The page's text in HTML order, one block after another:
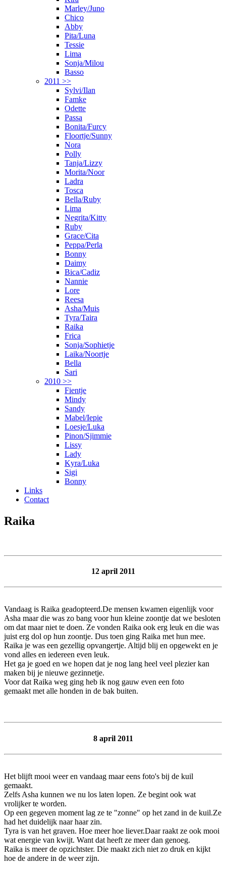
Marley/Juno
Chico
Abby
Pita/Luna
Tessie
Lima
Sonja/Milou
Basso
2011 >>
Sylvi/Ilan
Famke
Odette
Passa
Bonita/Furcy
Floortje/Sunny
Nora
Polly
Tanja/Lizzy
Morita/Noor
Ladra
Tosca
Bella/Ruby
Lima
Negrita/Kitty
Ruby
Grace/Cita
Peppa/Perla
Bonny
Daimy
Bica/Cadiz
Nannie
Lore
Reesa
Asha/Muis
Tyra/Taira
Raika
Frica
Sonja/Sophietje
Laika/Noortje
Bella
Sari
2010 >>
Fientje
Mindy
Sandy
Mabel/Iepie
Loesje/Luka
Pinon/Sjimmie
Lissy
Lady
Kyra/Luka
Sigi
Bonny
Links
Contact
Raika
12 april 2011
Vandaag is Raika geadopteerd.De mensen kwamen eigenlijk voor
Asha maar die was zo bang voor hun kleine zoontje dat we besloten
om dat maar niet te doen. Ze vonden Raika ook erg leuk en die was
juist erg dol op hun zoontje. Dus toen ging Raika met hun mee.
Raika je was een gezellig opvangertje. Altijd blij en opgewekt en je
vond alles en iedereen even leuk.
Het ga je goed en we hopen dat je nog lang heel veel plezier kan
maken bij je nieuwe gezinnetje.
Voor dat Raika weg ging heb ik nog gauw even een foto
gemaakt met alle honden in de bak buiten.
8 april 2011
Het blijft mooi weer en vandaag maar eens foto's bij de kuil
gemaakt.
Zelfs Asha kunnen we nu los laten lopen. Ze begint ook wat
vrolijker te worden.
Op een gegeven moment lag ze te "zonne" op het zand in de kuil.Ze
had het duidelijk naar haar zin.
Tyra is van het graven. Hoe meer hoe liever.Daar raakt ze ook mooi
wat energie van kwijt. Want dat heeft ze meer dan genoeg.
Raika is meer de opzichtster. Die maakt zich niet zo druk en kijkt
hoe de andere in de weer zijn.